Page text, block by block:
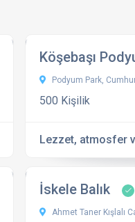
Köşebaşı
Podyum Park, Cumhuriyet,
500 Kişilik
Lezzet, atmosfer
İskele Balık
Ahmet Taner Kışlalı